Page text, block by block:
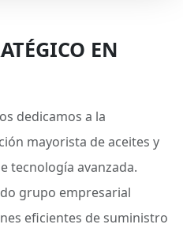
EN
dedicamos a la
mayorista de aceites y
tecnología avanzada.
grupo empresarial
eficientes de suministro